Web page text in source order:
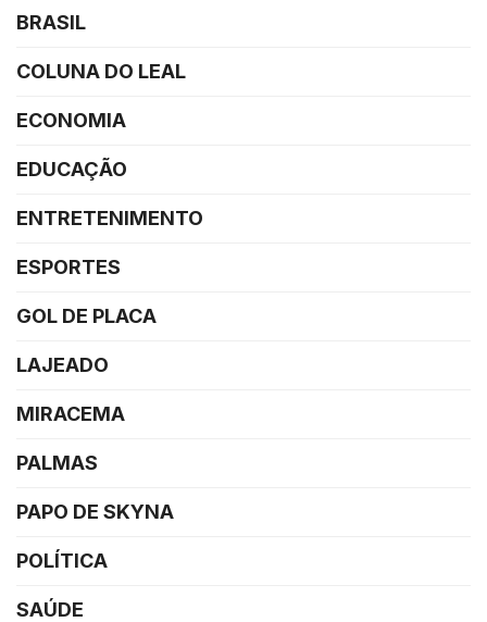
BRASIL
COLUNA DO LEAL
ECONOMIA
EDUCAÇÃO
ENTRETENIMENTO
ESPORTES
GOL DE PLACA
LAJEADO
MIRACEMA
PALMAS
PAPO DE SKYNA
POLÍTICA
SAÚDE